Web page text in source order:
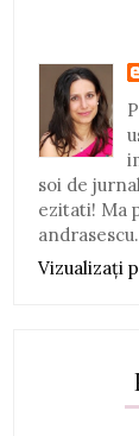
soi de
ezitati! Ma
Vizualizați